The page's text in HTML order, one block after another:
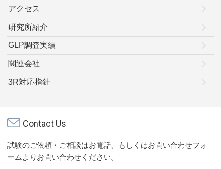
アクセス
研究所紹介
GLP調査実績
関連会社
3R対応指針
Contact Us
試験のご依頼・ご相談はお電話、もしくはお問い合わせフォ
ームよりお問い合わせください。